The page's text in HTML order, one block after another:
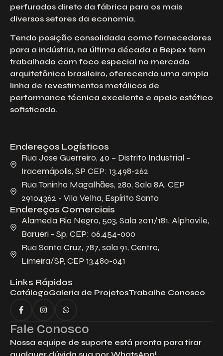
perfurados direto da fábrica para os mais
diversos setores da economia.
Tendo posição consolidada como fornecedores
para a indústria, na última década a Bepex tem
trabalhado com foco especial no mercado
arquitetônico brasileiro, oferecendo uma ampla
linha de revestimentos metálicos de
performance técnica excelente e apelo estético
sofisticado.
Endereços Logísticos
Rua Jose Guerreiro, 40 – Distrito Industrial –
Iracemápolis, SP CEP: 13.498-262
Rua Toninho Magalhães, 280, Sala 8A, CEP
29104362 - Vila Velha, Espírito Santo
Endereços Comerciais
Alameda Rio Negro, 503, Sala 2011/181, Alphavile,
Barueri - Sp, CEP: 06.454-000
Rua Santa Cruz, 787, sala 91, Centro,
Limeira/SP, CEP 13.480-041
Links Rápidos
CatálogoGaleria de ProjetosTrabalhe Conosco
Fale Conosco
Nossa equipe de suporte está pronta para tirar